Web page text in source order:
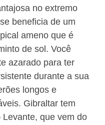
no extremo
beneficia de um
ameno que é
de sol. Você
azarado para ter
durante a sua
longos e
Gibraltar tem
que vem do